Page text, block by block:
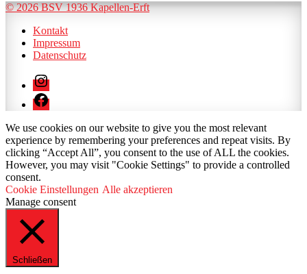
© 2026 BSV 1936 Kapellen-Erft
Kontakt
Impressum
Datenschutz
Instagram
Facebook
We use cookies on our website to give you the most relevant
experience by remembering your preferences and repeat visits. By
clicking “Accept All”, you consent to the use of ALL the cookies.
However, you may visit "Cookie Settings" to provide a controlled
consent.
Cookie Einstellungen Alle akzeptieren
Manage consent
Schließen